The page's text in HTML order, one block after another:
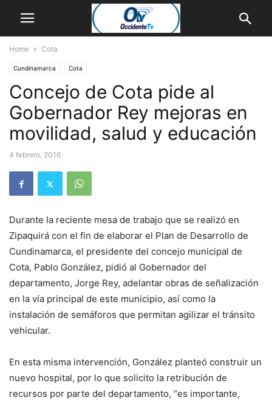
Home Cota
Cundinamarca Cota
Concejo de Cota pide al
Gobernador Rey mejoras en
movilidad, salud y educación
4 febrero, 2016
Durante la reciente mesa de trabajo que se realizó en
Zipaquirá con el fin de elaborar el Plan de Desarrollo de
Cundinamarca, el presidente del concejo municipal de
Cota, Pablo González, pidió al Gobernador del
departamento, Jorge Rey, adelantar obras de señalización
en la vía principal de este municipio, así como la
instalación de semáforos que permitan agilizar el tránsito
vehicular.
En esta misma intervención, González planteó construir un
nuevo hospital, por lo que solicito la retribución de
recursos por parte del departamento, “es importante,